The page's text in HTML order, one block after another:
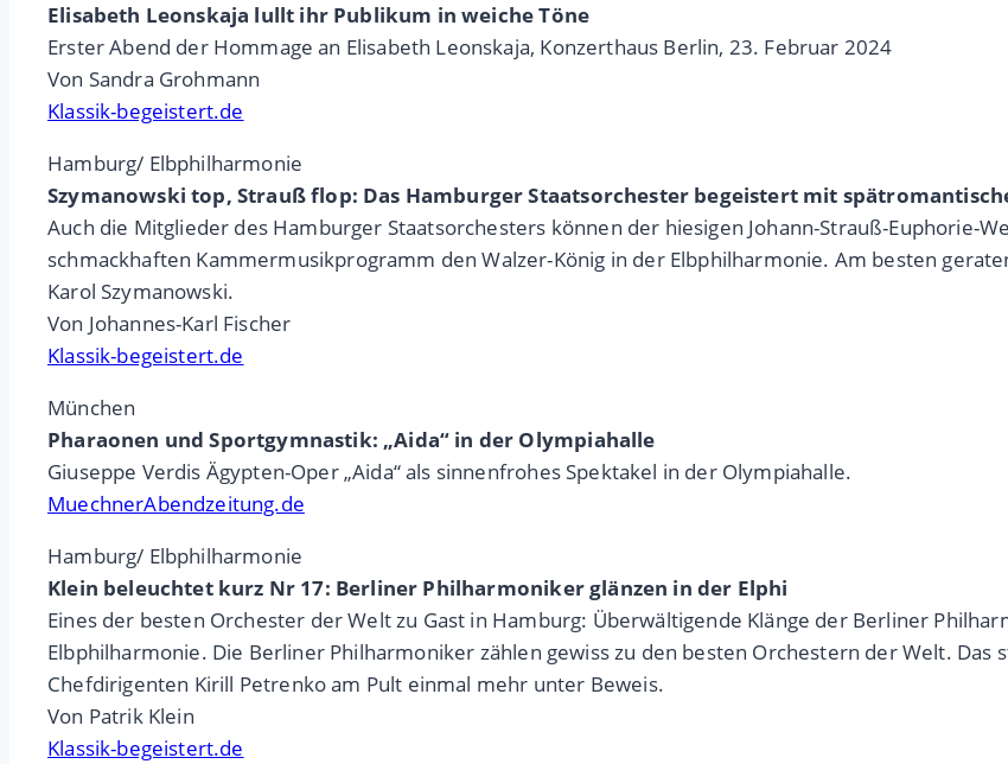
Elisabeth Leonskaja lullt ihr Publikum in weiche Töne
Erster Abend der Hommage an Elisabeth Leonskaja, Konzerthaus Berlin, 23. Februar 2024
Von Sandra Grohmann
Klassik-begeistert.de
Hamburg/ Elbphilharmonie
Szymanowski top, Strauß flop: Das Hamburger Staatsorchester begeistert mit
Auch die Mitglieder des Hamburger Staatsorchesters können der hiesigen Johann-Strauß-Euphorie-
schmackhaften Kammermusikprogramm den Walzer-König in der Elbphilharmonie. Am besten
Karol Szymanowski.
Von Johannes-Karl Fischer
Klassik-begeistert.de
München
Pharaonen und Sportgymnastik: „Aida“ in der Olympiahalle
Giuseppe Verdis Ägypten-Oper „Aida“ als sinnenfrohes Spektakel in der Olympiahalle.
MuechnerAbendzeitung.de
Hamburg/ Elbphilharmonie
Klein beleuchtet kurz Nr 17: Berliner Philharmoniker glänzen in der Elphi
Eines der besten Orchester der Welt zu Gast in Hamburg: Überwältigende Klänge der Berliner
Elbphilharmonie. Die Berliner Philharmoniker zählen gewiss zu den besten Orchestern der Welt. Das
Chefdirigenten Kirill Petrenko am Pult einmal mehr unter Beweis.
Von Patrik Klein
Klassik-begeistert.de